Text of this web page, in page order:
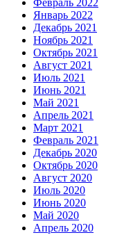
Февраль 2022
Январь 2022
Декабрь 2021
Ноябрь 2021
Октябрь 2021
Август 2021
Июль 2021
Июнь 2021
Май 2021
Апрель 2021
Март 2021
Февраль 2021
Декабрь 2020
Октябрь 2020
Август 2020
Июль 2020
Июнь 2020
Май 2020
Апрель 2020